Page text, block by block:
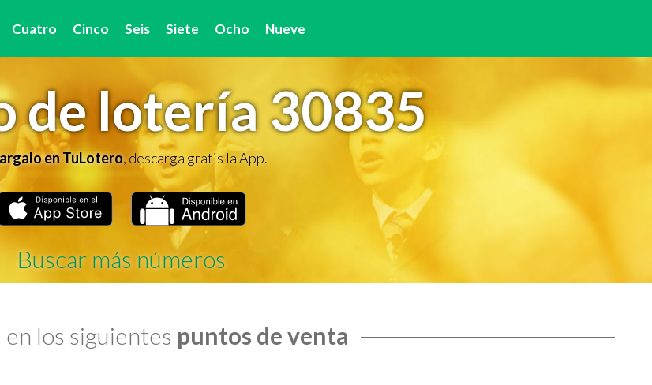
Cuatro Cinco Seis Siete Ocho Nueve
de lotería 30835
en TuLotero, descarga gratis la App.
Buscar más números
los siguientes puntos de venta